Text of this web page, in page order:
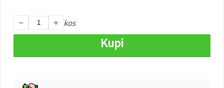
Sprejmi
vse
kos
Kupi